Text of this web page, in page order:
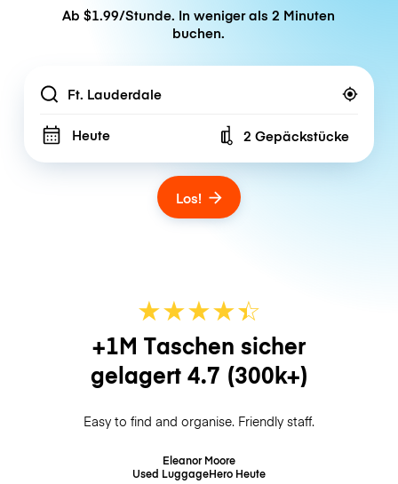
Ab $1.99/Stunde. In weniger als 2 Minuten
buchen.
Location
Heute Number of bags
2 Gepäckstücke
Los!
★★★★☆
★
+1M Taschen sicher
gelagert 4.7 (300k+)
Easy to find and organise. Friendly staff.
Eleanor Moore
Used LuggageHero Heute